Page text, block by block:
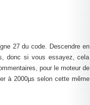
27 du code. Descendre en
donc si vous essayez, cela
pour le moteur de
à 2000µs selon cette même